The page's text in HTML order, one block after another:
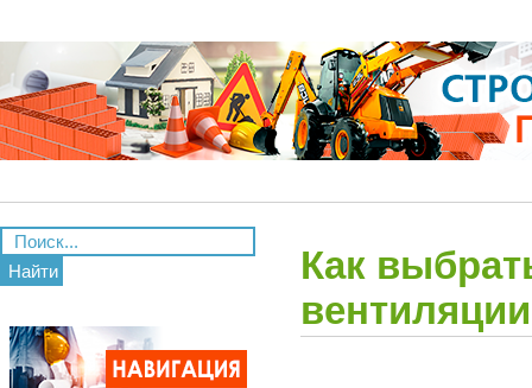
Найти
Как